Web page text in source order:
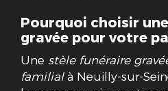
Pourquoi choisir
gravée pour votre
Une stèle funéraire
familialà Neuilly-sur-